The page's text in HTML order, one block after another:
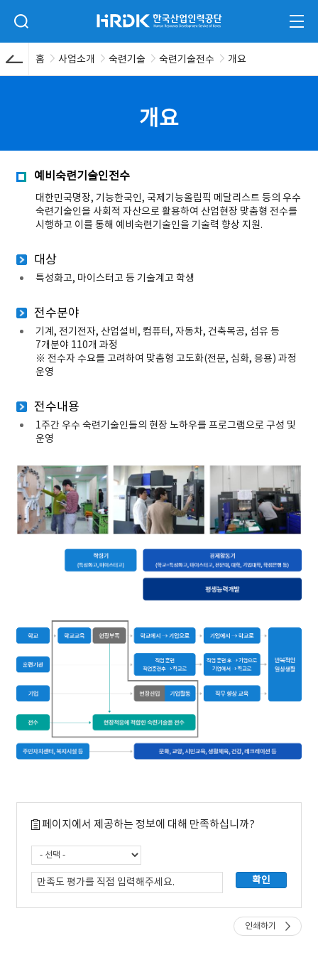
검색 입력폼 열기 HRDK 한국산업인력공단 전체
홈 사업소개 숙련기술 숙련기술전수 개요
개요
예비숙련기술인전수
대한민국명장, 기능한국인, 국제기능올림픽 메달리스트 등의 우수
숙련기술인을 사회적 자산으로 활용하여 산업현장 맞춤형 전수를
시행하고 이를 통해 예비숙련기술인을 기술력 향상 지원.
대상
특성화고, 마이스터고 등 기술계고 학생
전수분야
기계, 전기전자, 산업설비, 컴퓨터, 자동차, 건축목공, 섬유 등
7개분야 110개 과정
※ 전수자 수요를 고려하여 맞춤형 고도화(전문, 심화, 응용) 과정
운영
전수내용
1주간 우수 숙련기술인들의 현장 노하우를 프로그램으로 구성 및
운영
현장부족현장적응에 적합한 숙련기술을 전수
학교에서→기업으로
기업에서→학교로
반복적인 일상생활
훈련기관
직업 훈련/직업훈련후→학교로
직업 훈련 후→기업으로/깅버에서→학교로
페이지에서 제공하는 정보에 대해 만족하십니까?
인쇄하기